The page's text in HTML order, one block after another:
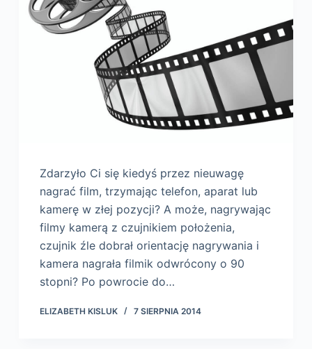
Zdarzyło Ci się kiedyś przez nieuwagę
nagrać film, trzymając telefon, aparat lub
kamerę w złej pozycji? A może, nagrywając
filmy kamerą z czujnikiem położenia,
czujnik źle dobrał orientację nagrywania i
kamera nagrała filmik odwrócony o 90
stopni? Po powrocie do…
ELIZABETH KISLUK 7 SIERPNIA 2014